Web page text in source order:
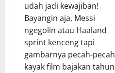
udah jadi kewajiban!
Bayangin aja, Messi
ngegolin atau Haaland
sprint kenceng tapi
gambarnya pecah-pecah
kayak film bajakan tahun